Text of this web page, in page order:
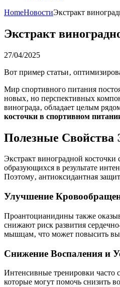
HomeНовостиЭкстракт
Экстракт
27/04/2025
Вот пример статьи‚
Мир спортивного питания
новых‚ но перспективных
винограда‚ обладает целым
косточки в спортивном
Полезные Свойства
Экстракт виноградной
образующихся в результате
Поэтому‚ антиоксидантная
Улучшение
Проантоцианидины также
снижают риск развития
мышцам‚ что может повысить
Снижение Воспаления и
Интенсивные тренировки часто
которые могут помочь снизить